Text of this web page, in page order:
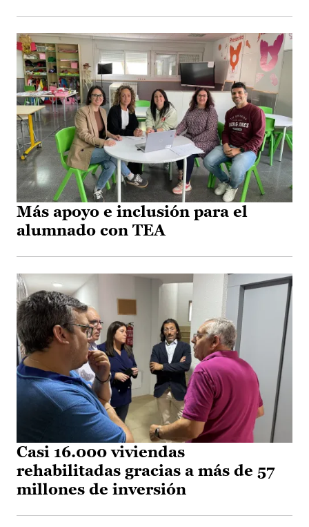
Más apoyo e inclusión para el
alumnado con TEA
Casi 16.000 viviendas
rehabilitadas gracias a más de 57
millones de inversión